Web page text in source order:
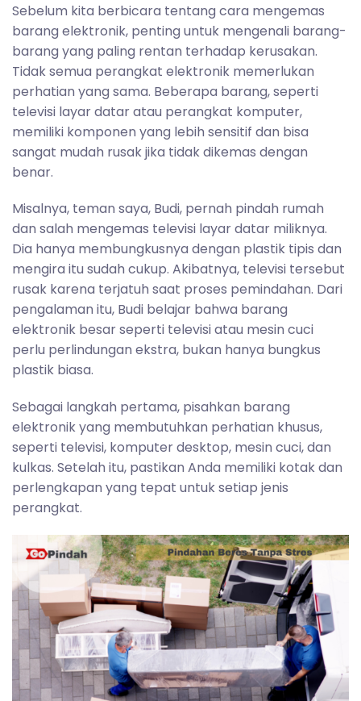
Sebelum kita berbicara tentang cara mengemas
barang elektronik, penting untuk mengenali barang-
barang yang paling rentan terhadap kerusakan.
Tidak semua perangkat elektronik memerlukan
perhatian yang sama. Beberapa barang, seperti
televisi layar datar atau perangkat komputer,
memiliki komponen yang lebih sensitif dan bisa
sangat mudah rusak jika tidak dikemas dengan
benar.
Misalnya, teman saya, Budi, pernah pindah rumah
dan salah mengemas televisi layar datar miliknya.
Dia hanya membungkusnya dengan plastik tipis dan
mengira itu sudah cukup. Akibatnya, televisi tersebut
rusak karena terjatuh saat proses pemindahan. Dari
pengalaman itu, Budi belajar bahwa barang
elektronik besar seperti televisi atau mesin cuci
perlu perlindungan ekstra, bukan hanya bungkus
plastik biasa.
Sebagai langkah pertama, pisahkan barang
elektronik yang membutuhkan perhatian khusus,
seperti televisi, komputer desktop, mesin cuci, dan
kulkas. Setelah itu, pastikan Anda memiliki kotak dan
perlengkapan yang tepat untuk setiap jenis
perangkat.